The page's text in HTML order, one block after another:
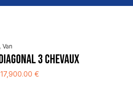
, Van
3 CHEVAUX
17,900.00 €